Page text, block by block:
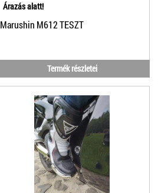
Árazás alatt!
Marushin M612 TESZT
Termék részletei